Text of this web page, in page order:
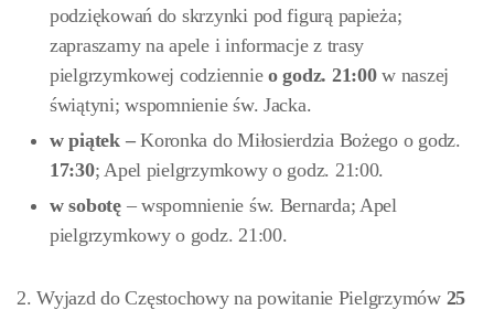
podziękowań do skrzynki pod figurą papieża;
zapraszamy na apele i informacje z trasy
pielgrzymkowej codziennieo godz. 21:00w naszej
świątyni; wspomnienie św. Jacka.
w piątek –Koronka do Miłosierdzia Bożego o godz.
17:30; Apel pielgrzymkowy o godz. 21:00.
w sobotę– wspomnienie św. Bernarda; Apel
pielgrzymkowy o godz. 21:00.
2. Wyjazd do Częstochowy na powitanie Pielgrzymów 25